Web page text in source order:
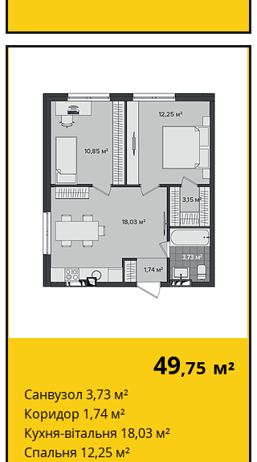
49,75 м²
Санвузол 3,73 м²
Коридор 1,74 м²
Кухня-вітальня 18,03 м²
Спальня 12,25 м²